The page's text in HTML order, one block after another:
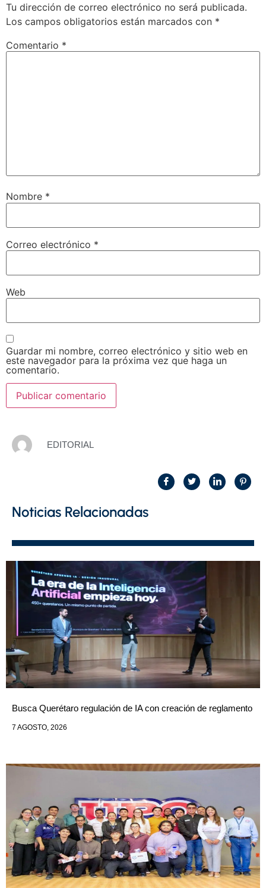
Tu dirección de correo electrónico no será publicada.
Los campos obligatorios están marcados con *
Comentario *
Nombre *
Correo electrónico *
Web
Guardar mi nombre, correo electrónico y sitio web en
este navegador para la próxima vez que haga un
comentario.
EDITORIAL
Noticias Relacionadas
Busca Querétaro regulación de IA con creación de reglamento
7 AGOSTO, 2026